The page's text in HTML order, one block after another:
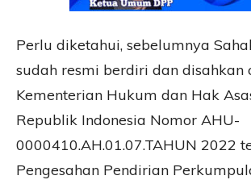
Perlu diketahui, sebelumnya
sudah resmi berdiri dan disahkan
Kementerian Hukum dan Hak
Republik Indonesia Nomor AHU-
0000410.AH.01.07.TAHUN 2022
Pengesahan Pendirian